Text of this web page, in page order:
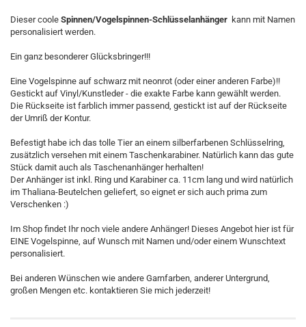
Dieser coole Spinnen/Vogelspinnen-Schlüsselanhänger kann mit Namen
personalisiert werden.
Ein ganz besonderer Glücksbringer!!!
Eine Vogelspinne auf schwarz mit neonrot (oder einer anderen Farbe)!!
Gestickt auf Vinyl/Kunstleder - die exakte Farbe kann gewählt werden.
Die Rückseite ist farblich immer passend, gestickt ist auf der Rückseite
der Umriß der Kontur.
Befestigt habe ich das tolle Tier an einem silberfarbenen Schlüsselring,
zusätzlich versehen mit einem Taschenkarabiner. Natürlich kann das gute
Stück damit auch als Taschenanhänger herhalten!
Der Anhänger ist inkl. Ring und Karabiner ca. 11cm lang und wird natürlich
im Thaliana-Beutelchen geliefert, so eignet er sich auch prima zum
Verschenken :)
Im Shop findet Ihr noch viele andere Anhänger! Dieses Angebot hier ist für
EINE Vogelspinne, auf Wunsch mit Namen und/oder einem Wunschtext
personalisiert.
Bei anderen Wünschen wie andere Garnfarben, anderer Untergrund,
großen Mengen etc. kontaktieren Sie mich jederzeit!